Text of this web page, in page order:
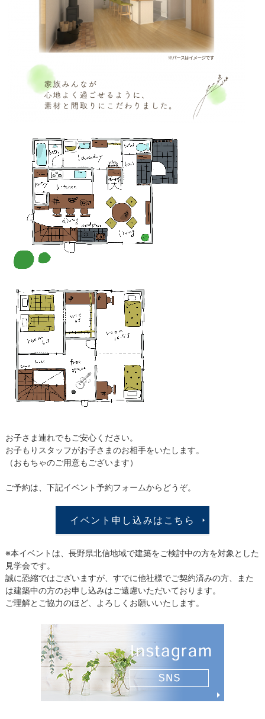
お子さま連れでもご安心ください。
お子もりスタッフがお子さまのお相手をいたします。
（おもちゃのご用意もございます）
ご予約は、下記イベント予約フォームからどうぞ。
イベント申し込みはこちら
※本イベントは、長野県北信地域で建築をご検討中の方を対象とした
見学会です。
誠に恐縮ではございますが、すでに他社様でご契約済みの方、また
は建築中の方のお申し込みはご遠慮いただいております。
ご理解とご協力のほど、よろしくお願いいたします。